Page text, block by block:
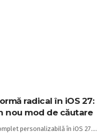
radical în iOS 27:
nou mod de căutare
personalizabilă în iOS 27.…